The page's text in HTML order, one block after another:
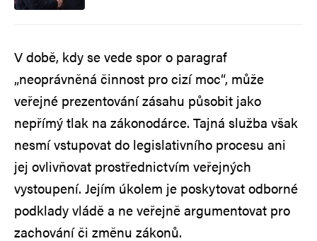
V době, kdy se vede spor o paragraf
„neoprávněná činnost pro cizí moc“, může
veřejné prezentování zásahu působit jako
nepřímý tlak na zákonodárce. Tajná služba však
nesmí vstupovat do legislativního procesu ani
jej ovlivňovat prostřednictvím veřejných
vystoupení. Jejím úkolem je poskytovat odborné
podklady vládě a ne veřejně argumentovat pro
zachování či změnu zákonů.